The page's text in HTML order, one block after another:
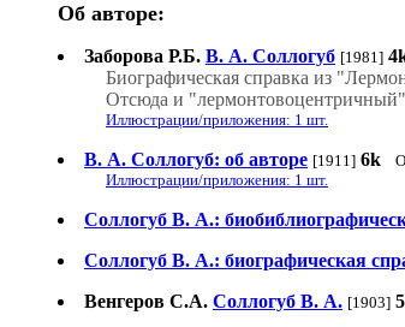
Об авторе:
Заборова Р.Б. В. А. Соллогуб [1981]
Биографическая справка из
Отсюда и "лермонтовоцентричный"
Иллюстрации/приложения: 1 шт.
В. А. Соллогуб: об авторе [1911] 6k
Иллюстрации/приложения: 1 шт.
Соллогуб В. А.:
Соллогуб В. А.: биографическая
Венгеров С.А. Соллогуб В. А. [1903]